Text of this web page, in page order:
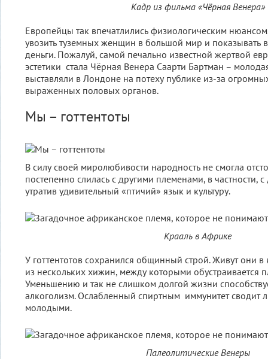
Кадр из фильма «Чёрная Венера»
Европейцы так впечатлились физиологическим
увозить туземных женщин в большой мир и показывать
деньги. Пожалуй, самой печально известной жертвой
эстетики стала Чёрная Венера Саарти Бартман –
выставляли в Лондоне на потеху публике из-за
выраженных половых органов.
Мы – готтентоты
В силу своей миролюбивости народность не смогла
постепенно слилась с другими племенами, в частности,
утратив удивительный «птичий» язык и культуру.
Крааль в Африке
У готтентотов сохранился общинный строй. Живут они в
из нескольких хижин, между которыми обустраивается
Уменьшению и так не слишком долгой жизни
алкоголизм. Ослабленный спиртным иммунитет сводит
молодыми.
Палеолитические Венеры